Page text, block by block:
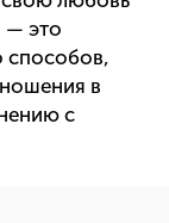
— это
способов,
в
с